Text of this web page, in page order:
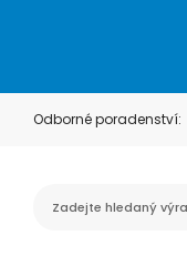
Odborné poradenství: